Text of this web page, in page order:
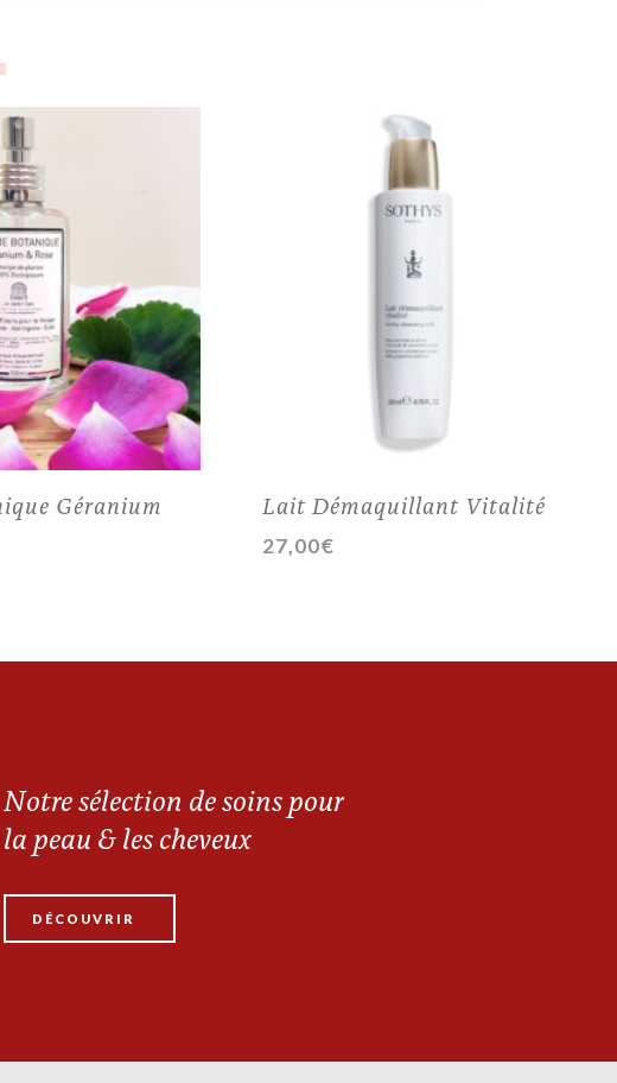
Géranium Lait Démaquillant Vitalité
27,00€
Notre sélection de soins pour
la peau & les cheveux
DÉCOUVRIR